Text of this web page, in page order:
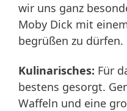
wir uns ganz
Moby Dick mit
begrüßen zu dürfen.
Kulinarisches: Für
bestens gesorgt.
Waffeln und eine